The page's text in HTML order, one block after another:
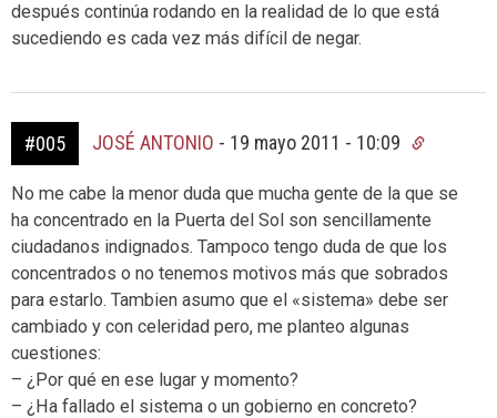
después continúa rodando en la realidad de lo que está
sucediendo es cada vez más difícil de negar.
#005 JOSÉ ANTONIO - 19 mayo 2011 - 10:09
No me cabe la menor duda que mucha gente de la que se
ha concentrado en la Puerta del Sol son sencillamente
ciudadanos indignados. Tampoco tengo duda de que los
concentrados o no tenemos motivos más que sobrados
para estarlo. Tambien asumo que el «sistema» debe ser
cambiado y con celeridad pero, me planteo algunas
cuestiones:
– ¿Por qué en ese lugar y momento?
– ¿Ha fallado el sistema o un gobierno en concreto?